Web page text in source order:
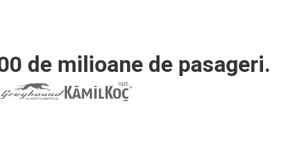
de milioane de pasageri.